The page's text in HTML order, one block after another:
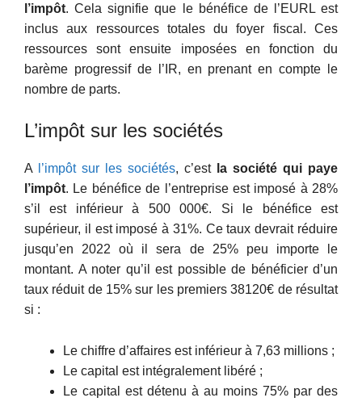
l’impôt. Cela signifie que le bénéfice de l’EURL est
inclus aux ressources totales du foyer fiscal. Ces
ressources sont ensuite imposées en fonction du
barème progressif de l’IR, en prenant en compte le
nombre de parts.
L’impôt sur les sociétés
A l’impôt sur les sociétés, c’est la société qui paye
l’impôt. Le bénéfice de l’entreprise est imposé à 28%
s’il est inférieur à 500 000€. Si le bénéfice est
supérieur, il est imposé à 31%. Ce taux devrait réduire
jusqu’en 2022 où il sera de 25% peu importe le
montant. A noter qu’il est possible de bénéficier d’un
taux réduit de 15% sur les premiers 38120€ de résultat
si :
Le chiffre d’affaires est inférieur à 7,63 millions ;
Le capital est intégralement libéré ;
Le capital est détenu à au moins 75% par des